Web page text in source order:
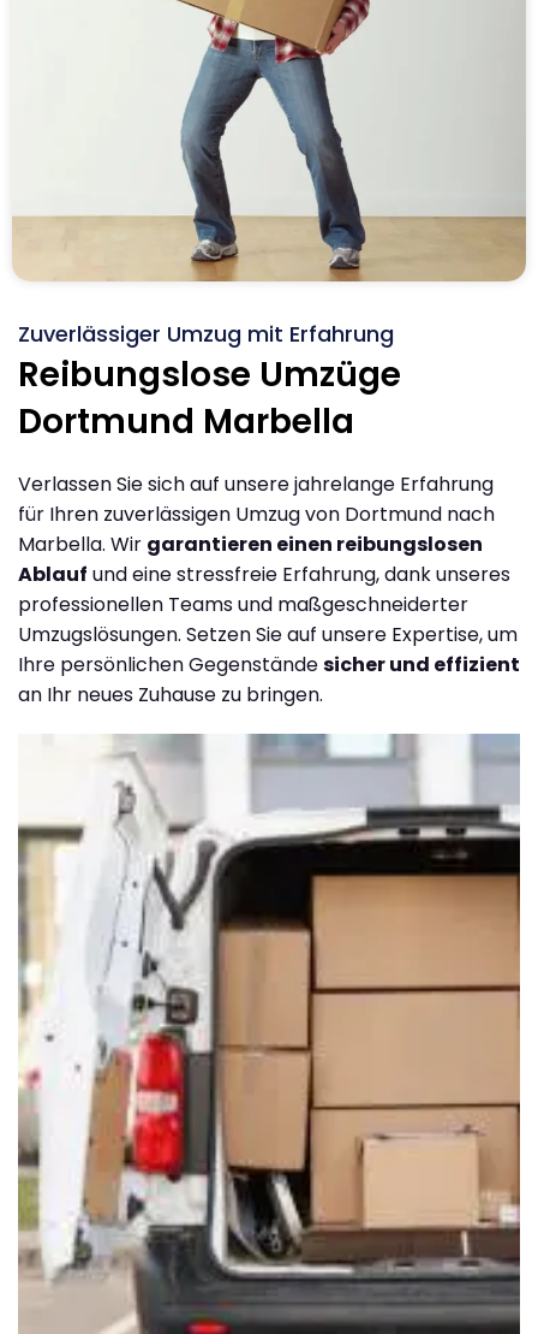
Zuverlässiger Umzug mit Erfahrung
Reibungslose Umzüge
Dortmund Marbella
Verlassen Sie sich auf unsere jahrelange Erfahrung
für Ihren zuverlässigen Umzug von Dortmund nach
Marbella. Wir garantieren einen reibungslosen
Ablauf und eine stressfreie Erfahrung, dank unseres
professionellen Teams und maßgeschneiderter
Umzugslösungen. Setzen Sie auf unsere Expertise, um
Ihre persönlichen Gegenständesicher und effizient
an Ihr neues Zuhause zu bringen.